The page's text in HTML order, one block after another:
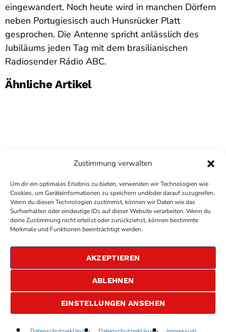
Zustimmung verwalten
Um dir ein optimales Erlebnis zu bieten, verwenden wir Technologien wie
Cookies, um Geräteinformationen zu speichern und/oder darauf zuzugreifen.
Wenn du diesen Technologien zustimmst, können wir Daten wie das
Surfverhalten oder eindeutige IDs auf dieser Website verarbeiten. Wenn du
deine Zustimmung nicht erteilst oder zurückziehst, können bestimmte
Merkmale und Funktionen beeinträchtigt werden.
AKZEPTIEREN
ABLEHNEN
EINSTELLUNGEN ANSEHEN
29KW Teil2
eingewandert. Noch heute wird in manchen Dörfern
neben Portugiesisch auch Hunsrücker Platt
gesprochen. Die Antenne spricht anlässlich des
Jubiläums jeden Tag mit dem brasilianischen
Radiosender Rádio ABC.
Ähnliche Artikel
COPYRIGHTANTENNE BAD KREUZNACH
DATENSCHUTZERKLÄRUNG
ALLGEMEINE GESCHÄFTSBEDINGUNGEN
GEWINNSPIELBEDINGUNGEN